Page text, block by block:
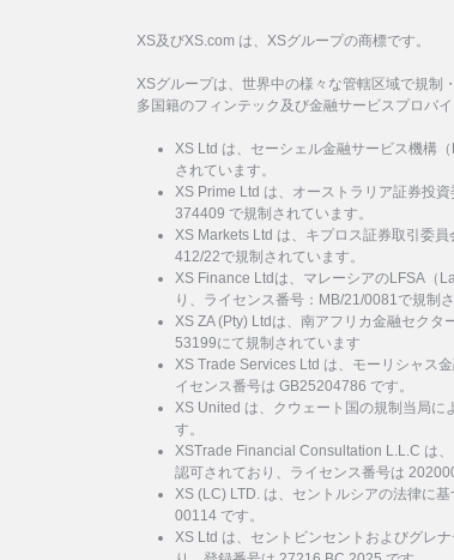
XS及びXS.com は、XSグループの商標です。
XSグループは、世界中の様々な管轄区域で規制
多国籍のフィンテック及び金融サービスプロバイ
XS Ltd は、セーシェル金融サービス機構
されています。
XS Prime Ltd は、オーストラリア証券投
374409 で規制されています。
XS Markets Ltd は、キプロス証券取引委
412/22で規制されています。
XS Finance Ltdは、マレーシアのLFSA（
り、ライセンス番号：MB/21/0081で規制さ
XS ZA (Pty) Ltdは、南アフリカ金融セクタ
53199にて規制されています
XS Trade Services Ltd は、モーリシャス
イセンス番号は GB25204786 です。
XS United は、クウェート国の規制当局
す。
XSTrade Financial Consultation L.L.C は
認可されており、ライセンス番号は
XS (LC) LTD. は、セントルシアの法律に
00114 です。
XS Ltd は、セントビンセントおよびグレ